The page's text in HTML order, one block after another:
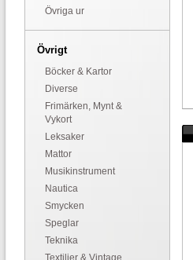
Övriga ur
Övrigt
Böcker & Kartor
Diverse
Frimärken, Mynt &
Vykort
Leksaker
Mattor
Musikinstrument
Nautica
Smycken
Speglar
Teknika
Textilier & Vintage